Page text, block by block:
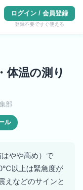
ログイン / 会員登録
登録不要ですぐ使える
体温の測り
部
ル
やや高め）で
以上は緊急度が
えなどのサインと